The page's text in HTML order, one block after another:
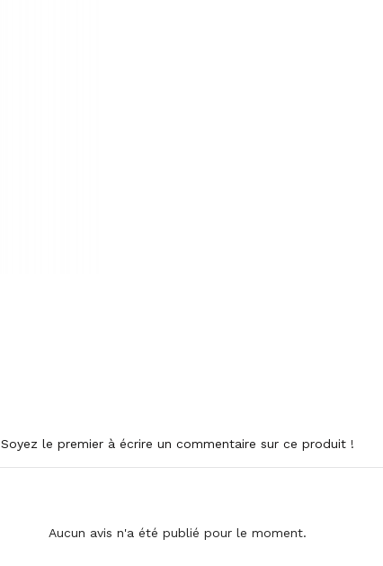
Soyez le premier à écrire un commentaire sur ce produit !
Aucun avis n'a été publié pour le moment.